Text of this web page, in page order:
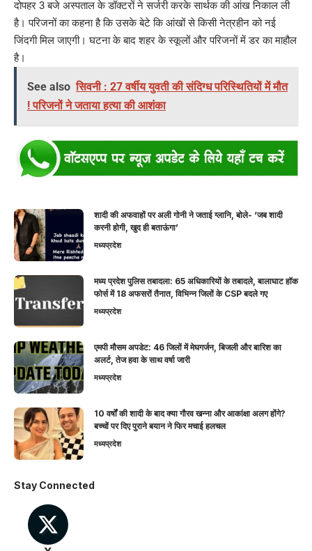
दोपहर 3 बजे अस्पताल के डॉक्टरों ने सर्जरी करके सार्थक की आंख निकाल ली
है। परिजनों का कहना है कि उसके बेटे कि आंखों से किसी नेत्रहीन को नई
जिंदगी मिल जाएगी। घटना के बाद शहर के स्कूलों और परिजनों में डर का माहौल
है।
See also सिवनी : 27 वर्षीय युवती की संदिग्ध परिस्थितियों में मौत
! परिजनों ने जताया हत्या की आशंका
शादी की अफवाहों पर अली गोनी ने जताई ग्लानि, बोले- ‘जब शादी
करनी होगी, खुद ही बताऊंगा’
मध्यप्रदेश
मध्य प्रदेश पुलिस तबादला: 65 अधिकारियों के तबादले, बालाघाट हॉक
फोर्स में 18 अफसरों तैनात, विभिन्न जिलों के CSP बदले गए
मध्यप्रदेश
एमपी मौसम अपडेट: 46 जिलों में मेघगर्जन, बिजली और बारिश का
अलर्ट, तेज हवा के साथ वर्षा जारी
मध्यप्रदेश
10 वर्षों की शादी के बाद क्या गौरव खन्ना और आकांक्षा अलग होंगे?
बच्चों पर दिए पुराने बयान ने फिर मचाई हलचल
मध्यप्रदेश
Stay Connected